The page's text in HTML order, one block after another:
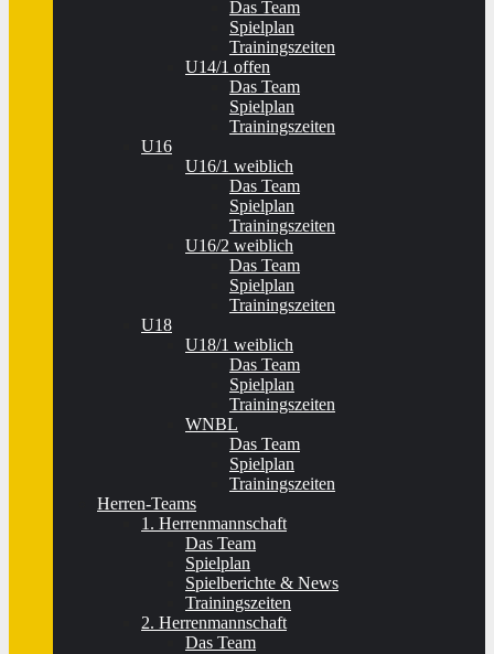
Das Team
Spielplan
Trainingszeiten
U14/1 offen
Das Team
Spielplan
Trainingszeiten
U16
U16/1 weiblich
Das Team
Spielplan
Trainingszeiten
U16/2 weiblich
Das Team
Spielplan
Trainingszeiten
U18
U18/1 weiblich
Das Team
Spielplan
Trainingszeiten
WNBL
Das Team
Spielplan
Trainingszeiten
Herren-Teams
1. Herrenmannschaft
Das Team
Spielplan
Spielberichte & News
Trainingszeiten
2. Herrenmannschaft
Das Team